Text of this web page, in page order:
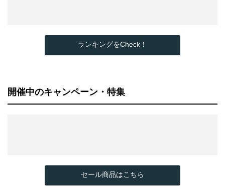
ランキングをCheck！
開催中のキャンペーン・特集
セール商品はこちら